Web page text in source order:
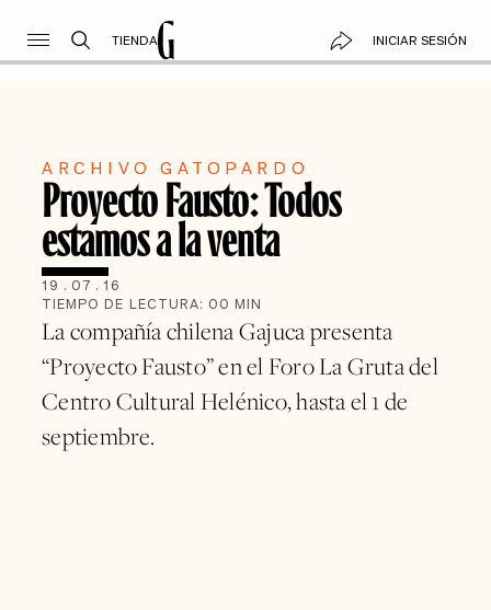
TIENDA INICIAR SESIÓN
ARCHIVO GATOPARDO
Proyecto Fausto: Todos
estamos a la venta
19 . 07 . 16
TIEMPO DE LECTURA: 00 MIN
La compañía chilena Gajuca presenta
“Proyecto Fausto” en el Foro La Gruta del
Centro Cultural Helénico, hasta el 1 de
septiembre.